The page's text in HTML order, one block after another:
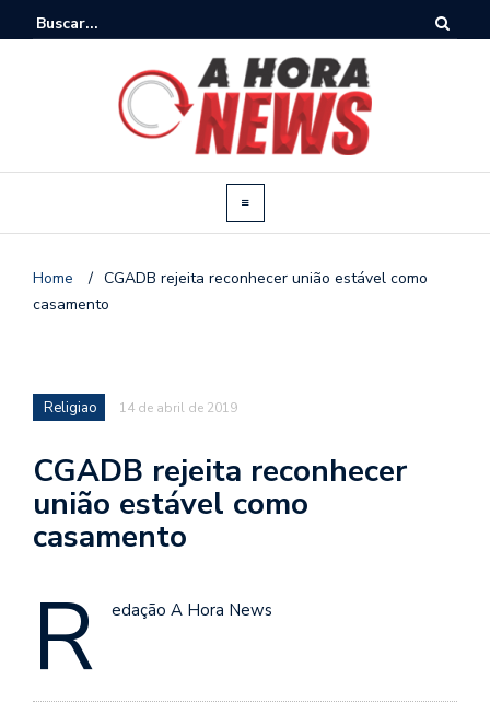
Home / CGADB rejeita reconhecer união estável como
casamento
Religiao 14 de abril de 2019
CGADB rejeita reconhecer
união estável como
casamento
R edação A Hora News